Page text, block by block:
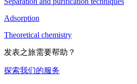
Adsorption
Theoretical chemistry
发表之旅需要帮助？
探索我们的服务